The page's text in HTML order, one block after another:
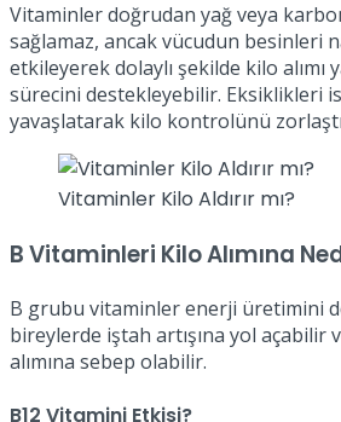
Vitaminler doğrudan yağ veya
sağlamaz, ancak vücudun besinleri
etkileyerek dolaylı şekilde kilo alımı
sürecini destekleyebilir. Eksiklikleri
yavaşlatarak kilo kontrolünü
Vitaminler Kilo Aldırır mı?
B Vitaminleri Kilo Alımına
B grubu vitaminler enerji üretimini
bireylerde iştah artışına yol açabilir
alımına sebep olabilir.
B12 Vitamini Etkisi?